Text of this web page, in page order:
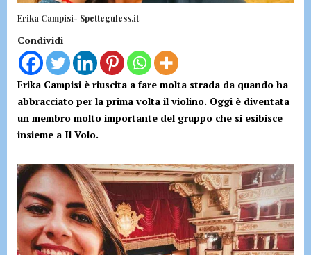
Erika Campisi- Spetteguless.it
Condividi
Erika Campisi è riuscita a fare molta strada da quando ha
abbracciato per la prima volta il violino. Oggi è diventata
un membro molto importante del gruppo che si esibisce
insieme a Il Volo.